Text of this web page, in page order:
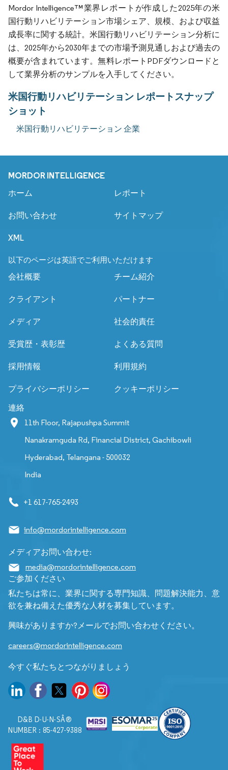
Mordor Intelligence™業界レポートが作成した2025年の米
国行動リハビリテーション市場シェア、規模、および収益
成長率に関する統計。米国行動リハビリテーション分析に
は、2025年から2030年までの市場予測見通しおよび過去の
概要が含まれています。無料レポートPDFダウンロードと
して業界分析のサンプルを入手してください。
米国行動リハビリテーション レポートスナップ
ショット
米国行動リハビリテーション 企業
MORDOR INTELLIGENCE
ホーム レポート
お問い合わせ サイトマップ
XML
以下のページは英語でご利用いただけます
会社概要
チーム紹介
クライアント パートナー
メディア 社会的責任
受賞歴・表彰歴 よくある質問
採用情報 利用規約
プライバシーポリシー クッキーポリシー
連絡
11th Floor, Rajapushpa Summit
Nanakramguda Rd, Financial District, Gachibowli
Hyderabad, Telangana - 500032
India
+1 617-765-2493
info@mordorintelligence.com
メディアお問い合わせ:
media@mordorintelligence.com
ご参加ください
私たちは常に、業界に関する専門知識、問題解決能力、意
欲を兼ね備えた優秀な人材を募集しています。
興味がありますか?メールでお問い合わせください。
careers@mordorintelligence.com
今すぐ私たちとつながりましょう
D&B D-U-N-SÂ®
NUMBER : 85-427-9388